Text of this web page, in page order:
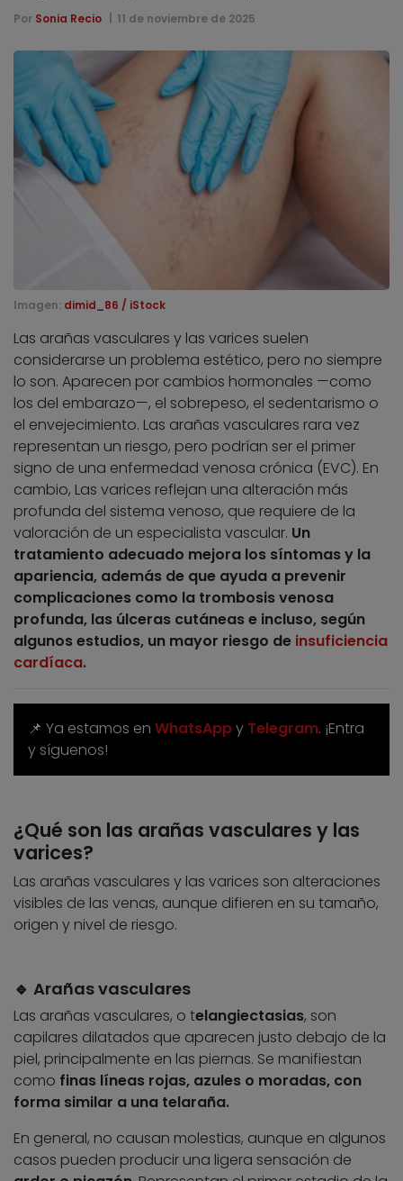
Por Sonia Recio 11 de noviembre de 2025
Imagen: dimid_86 / iStock
Las arañas vasculares y las varices suelen
considerarse un problema estético, pero no siempre
lo son. Aparecen por cambios hormonales —como
los del embarazo—, el sobrepeso, el sedentarismo o
el envejecimiento. Las arañas vasculares rara vez
representan un riesgo, pero podrían ser el primer
signo de una enfermedad venosa crónica (EVC). En
cambio, Las varices reflejan una alteración más
profunda del sistema venoso, que requiere de la
valoración de un especialista vascular. Un
tratamiento adecuado mejora los síntomas y la
apariencia, además de que ayuda a prevenir
complicaciones como la trombosis venosa
profunda, las úlceras cutáneas e incluso, según
algunos estudios, un mayor riesgo de insuficiencia
cardíaca.
📌 Ya estamos en WhatsAppy Telegram. ¡Entra
y síguenos!
¿Qué son las arañas vasculares y las
varices?
Las arañas vasculares y las varices son alteraciones
visibles de las venas, aunque difieren en su tamaño,
origen y nivel de riesgo.
🔹 Arañas vasculares
Las arañas vasculares, o telangiectasias, son
capilares dilatados que aparecen justo debajo de la
piel, principalmente en las piernas. Se manifiestan
como finas líneas rojas, azules o moradas, con
forma similar a una telaraña.
En general, no causan molestias, aunque en algunos
casos pueden producir una ligera sensación de